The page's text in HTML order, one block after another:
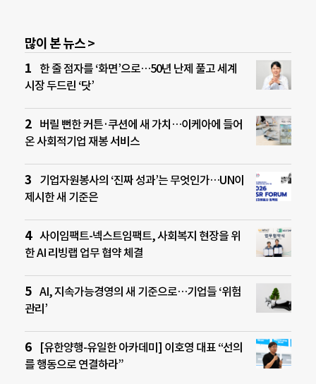
많이 본 뉴스 >
한 줄 점자를 ‘화면’으로…50년 난제 풀고 세계
시장 두드린 ‘닷’
버릴 뻔한 커튼·쿠션에 새 가치…이케아에 들어
온 사회적기업 재봉 서비스
기업자원봉사의 ‘진짜 성과’는 무엇인가…UN이
제시한 새 기준은
사이임팩트-넥스트임팩트, 사회복지 현장을 위
한 AI 리빙랩 업무 협약 체결
AI, 지속가능경영의 새 기준으로…기업들 ‘위험
관리’
[유한양행-유일한 아카데미] 이호영 대표 “선의
를 행동으로 연결하라”